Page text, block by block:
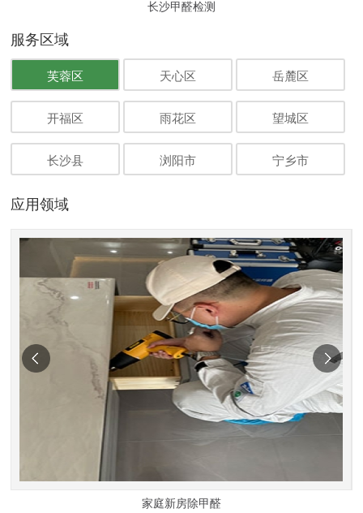
长沙甲醛检测
服务区域
芙蓉区 天心区 岳麓区
开福区 雨花区 望城区
长沙县 浏阳市 宁乡市
应用领域
家庭新房除甲醛